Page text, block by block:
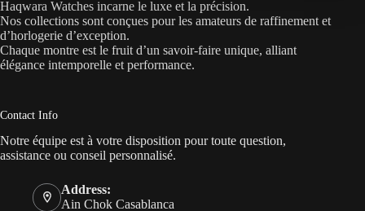
Haqwara Watches incarne le luxe et la précision.
Nos collections sont conçues pour les amateurs de raffinement et
d’horlogerie d’exception.
Chaque montre est le fruit d’un savoir-faire unique, alliant
élégance intemporelle et performance.
Contact Info
Notre équipe est à votre disposition pour toute question,
assistance ou conseil personnalisé.
Address:
Ain Chok Casablanca